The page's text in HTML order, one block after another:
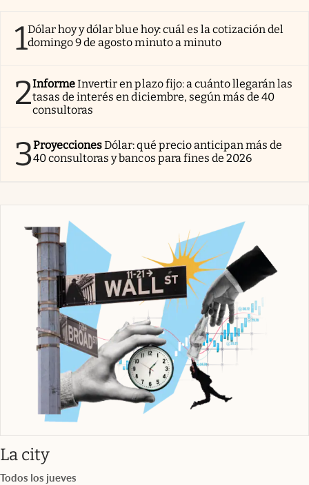
1Dólar hoy y dólar blue hoy: cuál es la cotización del
domingo 9 de agosto minuto a minuto
2InformeInvertir en plazo fijo: a cuánto llegarán las
tasas de interés en diciembre, según más de 40
consultoras
3ProyeccionesDólar: qué precio anticipan más de
40 consultoras y bancos para fines de 2026
La cityabre en nueva pestaña
Todos los jueves